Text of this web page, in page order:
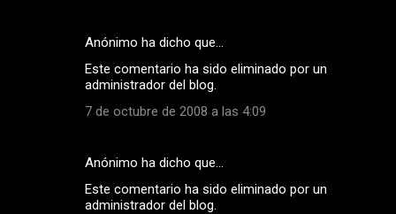
Anónimo ha dicho que…
Este comentario ha sido eliminado por un
administrador del blog.
7 de octubre de 2008 a las 4:09
Anónimo ha dicho que…
Este comentario ha sido eliminado por un
administrador del blog.